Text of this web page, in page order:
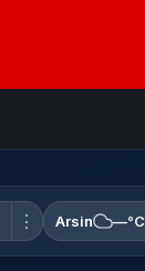
⋮ Arsin —°C